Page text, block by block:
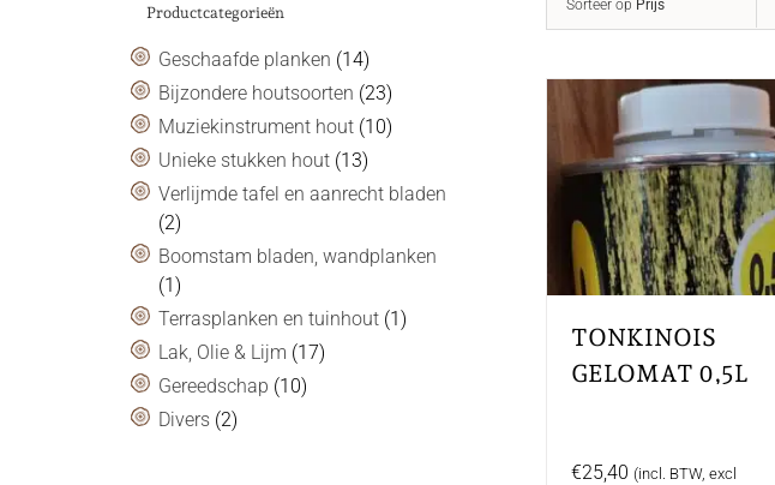
Sorteer op Prijs
TONKINOIS
GELOMAT 0,5L
€25,40 (incl. BTW, excl
Productcategorieën
Geschaafde planken (14)
Bijzondere houtsoorten (23)
Muziekinstrument hout (10)
Unieke stukken hout (13)
Verlijmde tafel en aanrecht bladen
(2)
Boomstam bladen, wandplanken
(1)
Terrasplanken en tuinhout (1)
Lak, Olie & Lijm (17)
Gereedschap (10)
Divers (2)